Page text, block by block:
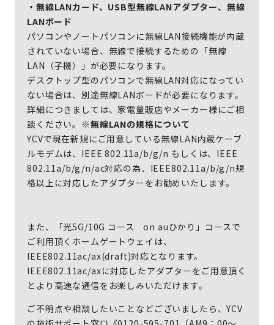
・無線LANカード、USB型無線LANアダプター、無線
LANボード
パソコンやノートパソコンに無線LAN接続機能が内蔵
されていない場合、無線で接続するための「無線
LAN（子機）」が必要になります。
デスクトップ型のパソコンで無線LAN対応になってい
ない場合は、別途無線LANボードが必要になります。
詳細につきましては、家電量販店やメーカー様にご相
談ください。 ※無線LANの規格について
YCVで現在新規にご用意している無線LAN内蔵ケーブ
ルモデムは、IEEE 802.11a/b/g/n もしくは、IEEE
802.11a/b/g/n/ac対応の為、IEEE802.11a/b/g/n規
格以上に対応したアダプターをお勧めいたします。
また、「光5G/10G コース on auひかり」コースで
ご利用頂くホームゲートウェイは、
IEEE802.11ac/ax(draft)対応となります。
IEEE802.11ac/axに対応したアダプターをご用意頂く
とより高速な通信をお楽しみいただけます。
ご不明点や相談したいことなどございましたら、YCV